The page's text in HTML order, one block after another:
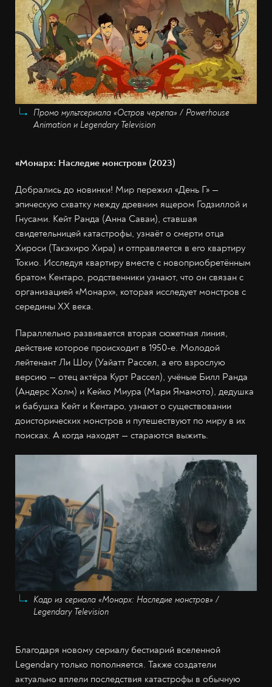
Промо мультсериала «Остров черепа» / Powerhouse
Animation и Legendary Television
«Монарх: Наследие монстров» (2023)
Добрались до новинки! Мир пережил «День Г» —
эпическую схватку между древним ящером Годзиллой и
Гнусами. Кейт Ранда (Анна Саваи), ставшая
свидетельницей катастрофы, узнаёт о смерти отца
Хироси (Такэхиро Хира) и отправляется в его квартиру
Токио. Исследуя квартиру вместе с новоприобретённым
братом Кентаро, родственники узнают, что он связан с
организацией «Монарх», которая исследует монстров с
середины ХХ века.
Параллельно развивается вторая сюжетная линия,
действие которое происходит в 1950-е. Молодой
лейтенант Ли Шоу (Уайатт Рассел, а его взрослую
версию — отец актёра Курт Рассел), учёные Билл Ранда
(Андерс Холм) и Кейко Миура (Мари Ямамото), дедушка
и бабушка Кейт и Кентаро, узнают о существовании
доисторических монстров и путешествуют по миру в их
поисках. А когда находят — стараются выжить.
Кадр из сериала «Монарх: Наследие монстров» /
Legendary Television
Благодаря новому сериалу бестиарий вселенной
Legendary только пополняется. Также создатели
актуально вплели последствия катастрофы в обычную